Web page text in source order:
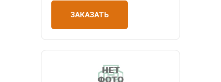
ЗАКАЗАТЬ